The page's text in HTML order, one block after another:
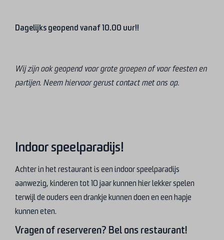
Dagelijks geopend vanaf 10.00 uur!!
Wij zijn ook geopend voor grote groepen of voor feesten en
partijen. Neem hiervoor gerust contact met ons op.
Indoor speelparadijs!
Achter in het restaurant is een indoor speelparadijs
aanwezig, kinderen tot 10 jaar kunnen hier lekker spelen
terwijl de ouders een drankje kunnen doen en een hapje
kunnen eten.
Vragen of reserveren? Bel ons restaurant!